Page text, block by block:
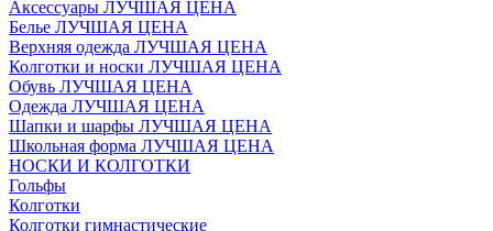
Аксессуары ЛУЧШАЯ ЦЕНА
Белье ЛУЧШАЯ ЦЕНА
Верхняя одежда ЛУЧШАЯ ЦЕНА
Колготки и носки ЛУЧШАЯ ЦЕНА
Обувь ЛУЧШАЯ ЦЕНА
Одежда ЛУЧШАЯ ЦЕНА
Шапки и шарфы ЛУЧШАЯ ЦЕНА
Школьная форма ЛУЧШАЯ ЦЕНА
НОСКИ И КОЛГОТКИ
Гольфы
Колготки
Колготки гимнастические